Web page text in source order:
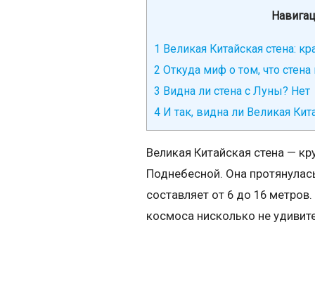
1 Великая Китайская стена:
2 Откуда миф о том, что
3 Видна ли стена с Луны? Нет
4 И так, видна ли Великая
Великая Китайская стена —
Поднебесной. Она
составляет от 6 до 16
космоса нисколько не